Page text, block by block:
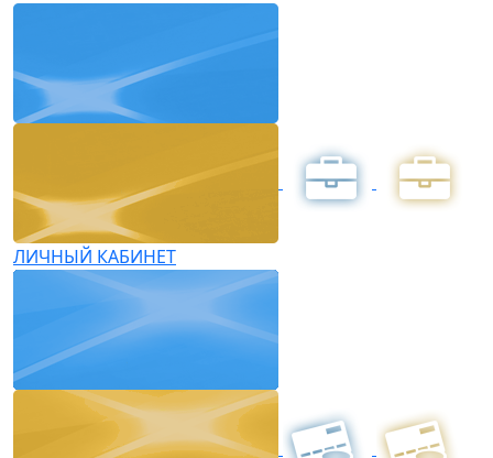
ЛИЧНЫЙ КАБИНЕТ